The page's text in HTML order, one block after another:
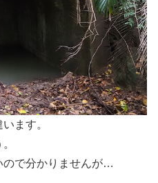
ます。
ので分かりませんが…